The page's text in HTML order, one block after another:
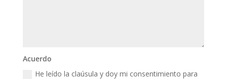
Acuerdo
He leído la claúsula y doy mi consentimiento para